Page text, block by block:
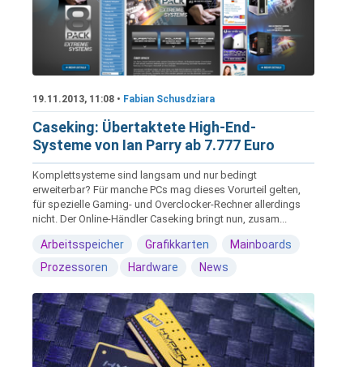
19.11.2013, 11:08 • Fabian Schusdziara
Caseking: Übertaktete High-End-
Systeme von Ian Parry ab 7.777 Euro
Komplettsysteme sind langsam und nur bedingt
erweiterbar? Für manche PCs mag dieses Vorurteil gelten,
für spezielle Gaming- und Overclocker-Rechner allerdings
nicht. Der Online-Händler Caseking bringt nun, zusam...
Arbeitsspeicher Grafikkarten
Mainboards
Prozessoren
Hardware News